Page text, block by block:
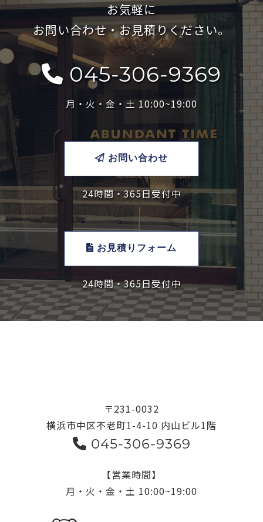
お気軽に
お問い合わせ・お見積りください。
045-306-9369
月・火・金・土 10:00~19:00
お問い合わせ
24時間・365日受付中
お見積りフォーム
24時間・365日受付中
〒231-0032
横浜市中区不老町1-4-10 内山ビル1階
045-306-9369
【営業時間】
月・火・金・土 10:00~19:00